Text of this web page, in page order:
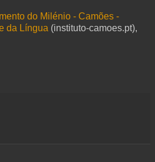
do Milénio - Camões -
da Língua (instituto-camoes.pt),